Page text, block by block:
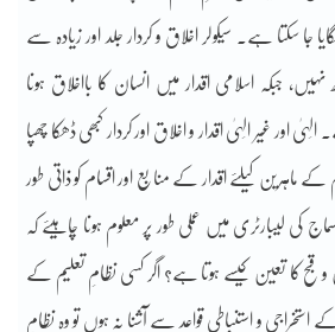
جا سکتا ہے۔ سیکولر اخلاق و کردار جلد اور زیادہ سے
نہیں، جبکہ اسلامی اقدار میں انسان کا بااخلاق ہونا
اور غیر الِہیٰ اقدار و اخلاق اور کردار کبھی ڈھکا چھپا
ماہرین کیلئے اقدار کے منابع اور اقسام کو ذاتی طور
کی لیبارٹری میں عملی طور پر معلوم ہونا چاہیئے کہ
و قبح کا تعین کیسے ہوتا ہے؟ اگر کسی نظامِ تعلیم کے
کے استخراجی و استنباطی قواعد سے آشنا نہ ہوں تو وہ نظامِ